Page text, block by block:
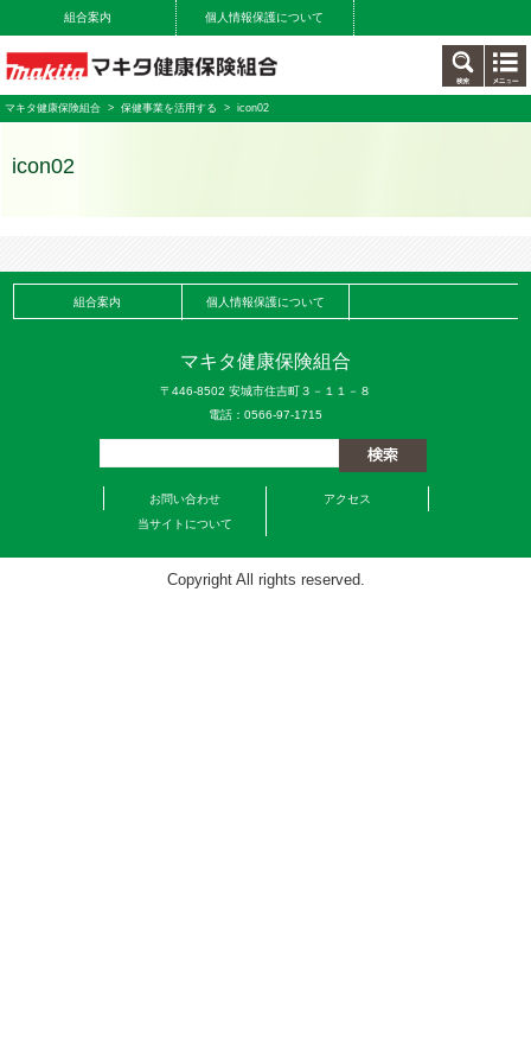
組合案内 個人情報保護について
マキタ健康保険組合 > 保健事業を活用する > icon02
icon02
組合案内 個人情報保護について
マキタ健康保険組合
〒446-8502 安城市住吉町３－１１－８
電話：0566-97-1715
お問い合わせ
アクセス
当サイトについて
Copyright All rights reserved.